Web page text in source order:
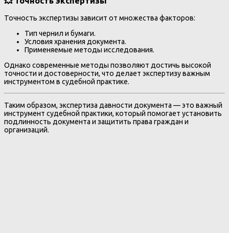
Точность экспертизы зависит от множества факторов:
Тип чернил и бумаги.
Условия хранения документа.
Применяемые методы исследования.
Однако современные методы позволяют достичь высокой
точности и достоверности, что делает экспертизу важным
инструментом в судебной практике.
Таким образом, экспертиза давности документа — это важный
инструмент судебной практики, который помогает установить
подлинность документа и защитить права граждан и
организаций.